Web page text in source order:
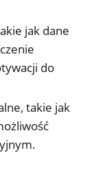
jak dane
do
takie jak